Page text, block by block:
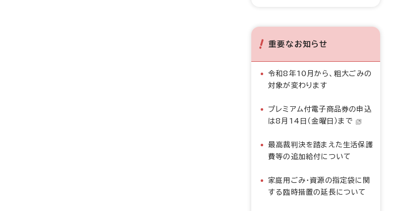
重要なお知らせ
令和8年10月から、粗大ごみの
対象が変わります
プレミアム付電子商品券の申込
は8月14日（金曜日）まで
最高裁判決を踏まえた生活保護
費等の追加給付について
家庭用ごみ・資源の指定袋に関
する臨時措置の延長について